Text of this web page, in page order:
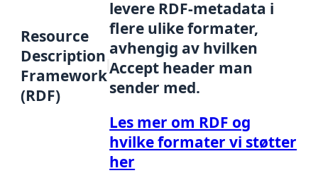
Resource
Description
Framework
(RDF)
levere RDF-metadata i
flere ulike formater,
avhengig av hvilken
Accept header man
sender med.
Les mer om RDF og
hvilke formater vi støtter
her